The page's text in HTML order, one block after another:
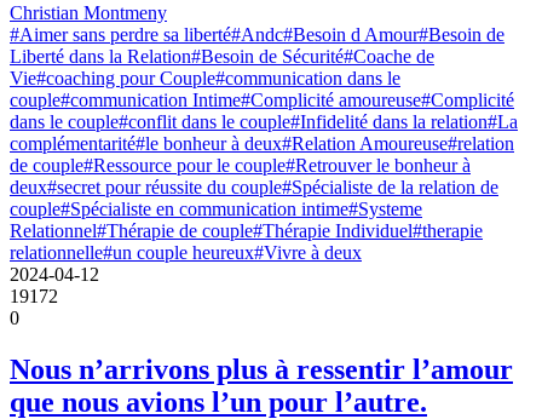
Christian Montmeny
#Aimer sans perdre sa liberté#Andc#Besoin d Amour#Besoin de
Liberté dans la Relation#Besoin de Sécurité#Coache de
Vie#coaching pour Couple#communication dans le
couple#communication Intime#Complicité amoureuse#Complicité
dans le couple#conflit dans le couple#Infidelité dans la relation#La
complémentarité#le bonheur à deux#Relation Amoureuse#relation
de couple#Ressource pour le couple#Retrouver le bonheur à
deux#secret pour réussite du couple#Spécialiste de la relation de
couple#Spécialiste en communication intime#Systeme
Relationnel#Thérapie de couple#Thérapie Individuel#therapie
relationnelle#un couple heureux#Vivre à deux
2024-04-12
19172
0
Nous n’arrivons plus à ressentir l’amour
que nous avions l’un pour l’autre.